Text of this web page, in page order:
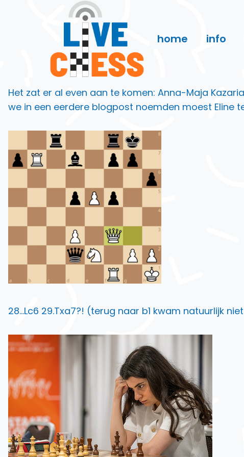
home info
Het zat er al even aan te komen: Anna-Maja
we in een eerdere blogpost noemden moest Eline
28…Lc6 29.Txa7?! (terug naar b1 kwam natuurlijk